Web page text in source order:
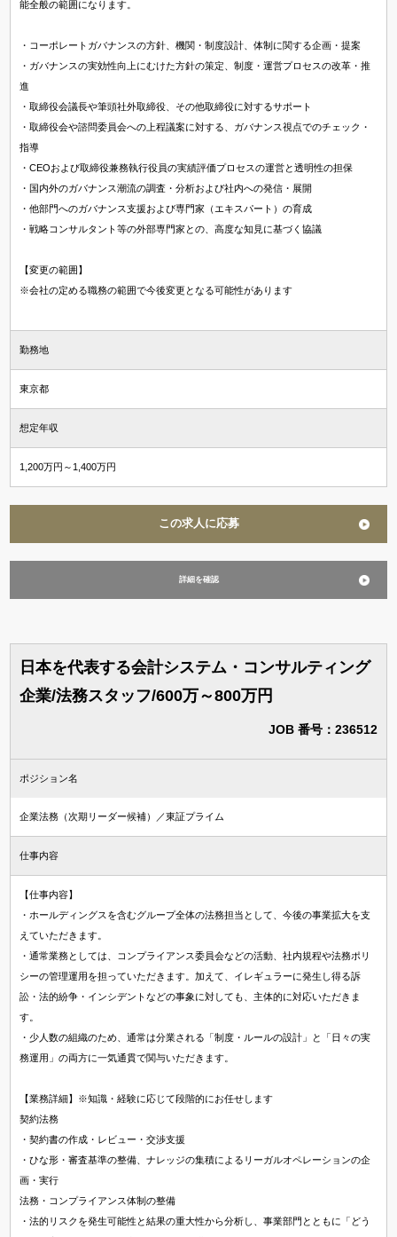
能全般の範囲になります。
・コーポレートガバナンスの方針、機関・制度設計、体制に関する企画・提案
・ガバナンスの実効性向上にむけた方針の策定、制度・運営プロセスの改革・推
進
・取締役会議長や筆頭社外取締役、その他取締役に対するサポート
・取締役会や諮問委員会への上程議案に対する、ガバナンス視点でのチェック・
指導
・CEOおよび取締役兼務執行役員の実績評価プロセスの運営と透明性の担保
・国内外のガバナンス潮流の調査・分析および社内への発信・展開
・他部門へのガバナンス支援および専門家（エキスパート）の育成
・戦略コンサルタント等の外部専門家との、高度な知見に基づく協議
【変更の範囲】
※会社の定める職務の範囲で今後変更となる可能性があります
勤務地
東京都
想定年収
1,200万円～1,400万円
この求人に応募
詳細を確認
日本を代表する会計システム・コンサルティング
企業/法務スタッフ/600万～800万円
JOB 番号：236512
ポジション名
企業法務（次期リーダー候補）／東証プライム
仕事内容
【仕事内容】
・ホールディングスを含むグループ全体の法務担当として、今後の事業拡大を支
えていただきます。
・通常業務としては、コンプライアンス委員会などの活動、社内規程や法務ポリ
シーの管理運用を担っていただきます。加えて、イレギュラーに発生し得る訴
訟・法的紛争・インシデントなどの事象に対しても、主体的に対応いただきま
す。
・少人数の組織のため、通常は分業される「制度・ルールの設計」と「日々の実
務運用」の両方に一気通貫で関与いただきます。
【業務詳細】※知識・経験に応じて段階的にお任せします
契約法務
・契約書の作成・レビュー・交渉支援
・ひな形・審査基準の整備、ナレッジの集積によるリーガルオペレーションの企
画・実行
法務・コンプライアンス体制の整備
・法的リスクを発生可能性と結果の重大性から分析し、事業部門とともに「どう